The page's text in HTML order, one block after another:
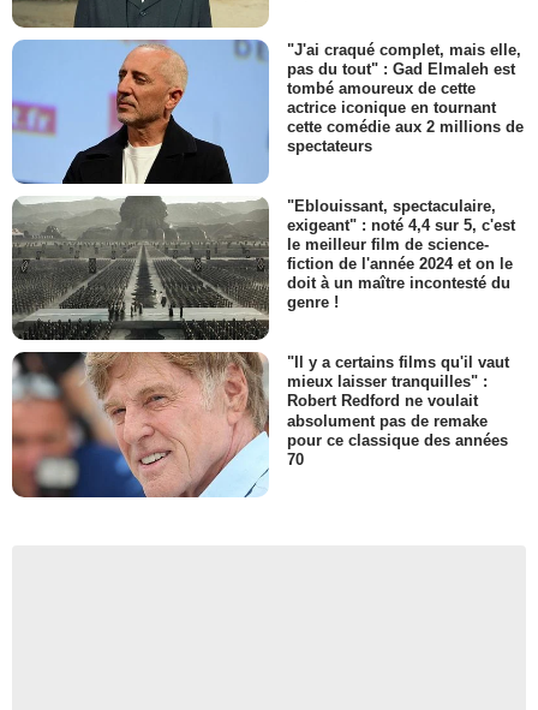
"J'ai craqué complet, mais elle,
pas du tout" : Gad Elmaleh est
tombé amoureux de cette
actrice iconique en tournant
cette comédie aux 2 millions de
spectateurs
"Eblouissant, spectaculaire,
exigeant" : noté 4,4 sur 5, c'est
le meilleur film de science-
fiction de l'année 2024 et on le
doit à un maître incontesté du
genre !
"Il y a certains films qu'il vaut
mieux laisser tranquilles" :
Robert Redford ne voulait
absolument pas de remake
pour ce classique des années
70